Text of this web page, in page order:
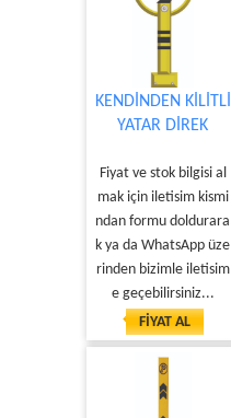
KENDİNDEN KİLİTLİ
YATAR DİREK
Fiyat ve stok bilgisi al
mak için iletisim kismi
ndan formu doldurara
k ya da WhatsApp üze
rinden bizimle iletisim
e geçebilirsiniz...
FİYAT AL